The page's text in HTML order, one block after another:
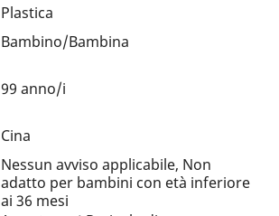
Plastica
Bambino/Bambina
99 anno/i
Cina
Nessun avviso applicabile, Non
adatto per bambini con età inferiore
ai 36 mesi